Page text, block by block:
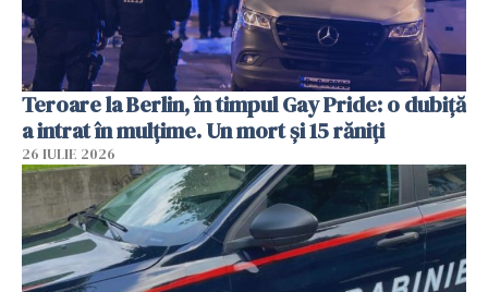
Teroare la Berlin, în timpul Gay Pride: o dubiță
a intrat în mulțime. Un mort și 15 răniți
26 IULIE 2026